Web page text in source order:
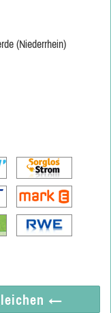
(Niederrhein)
←